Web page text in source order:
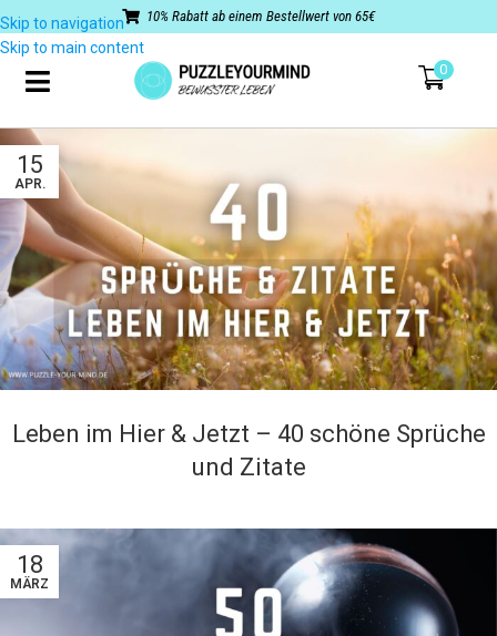
Skip to navigation
Skip to main content
10% Rabatt ab einem Bestellwert von 65€
0
15
APR.
Leben im Hier & Jetzt – 40 schöne Sprüche
und Zitate
18
MÄRZ